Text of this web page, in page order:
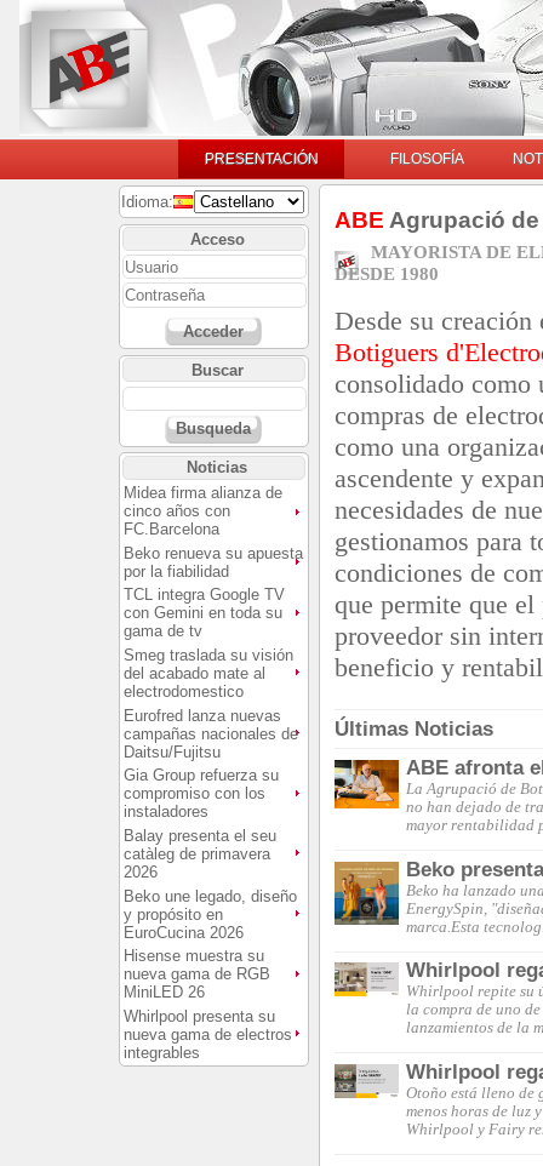
PRESENTACIÓN FILOSOFÍA
Idioma:
Acceso
Acceder
Buscar
Busqueda
Noticias
Midea firma alianza de
cinco años con
FC.Barcelona
Beko renueva su apuesta
por la fiabilidad
TCL integra Google TV
con Gemini en toda su
gama de tv
Smeg traslada su visión
del acabado mate al
electrodomestico
Eurofred lanza nuevas
campañas nacionales de
Daitsu/Fujitsu
Gia Group refuerza su
compromiso con los
instaladores
Balay presenta el seu
catàleg de primavera
2026
Beko une legado, diseño
y propósito en
EuroCucina 2026
Hisense muestra su
nueva gama de RGB
MiniLED 26
Whirlpool presenta su
nueva gama de electros
integrables
ABE Agrupació
MAYORISTA DE
DESDE 1980
Desde su
Botiguers
consolidado como
compras de
como una
ascendente y
necesidades de
gestionamos para
condiciones de
que permite que
proveedor sin
beneficio y
Últimas Noticias
ABE afronta
La Agrupació de
no han dejado de
mayor rentabilidad
Beko
Beko ha lanzado
EnergySpin,
marca.Esta
Whirlpool
Whirlpool repite su
la compra de uno
lanzamientos de la
Whirlpool
Otoño está lleno de
menos horas de luz
Whirlpool y Fairy